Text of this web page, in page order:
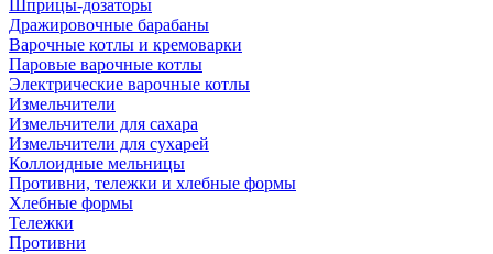
Шприцы-дозаторы
Дражировочные барабаны
Варочные котлы и кремоварки
Паровые варочные котлы
Электрические варочные котлы
Измельчители
Измельчители для сахара
Измельчители для сухарей
Коллоидные мельницы
Противни, тележки и хлебные формы
Хлебные формы
Тележки
Противни